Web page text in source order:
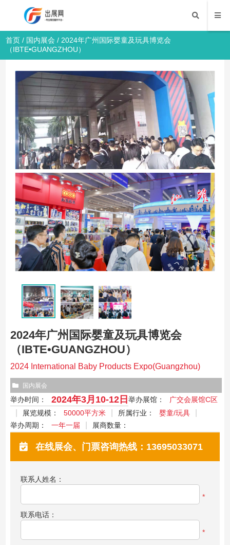
首页 / 国内展会 / 2024年广州国际婴童及玩具博览会
（IBTE•GUANGZHOU）
2024年广州国际婴童及玩具博览会
（IBTE•GUANGZHOU）
2024 International Baby Products Expo(Guangzhou)
国内展会
举办时间： 2024年3月10-12日 举办展馆：
广交会展馆C区
展览规模：
50000平方米 所属行业：
婴童/玩具
举办周期：
一年一届 展商数量：
在线展会、门票咨询热线：13695033071
联系人姓名：
*
联系电话：
*